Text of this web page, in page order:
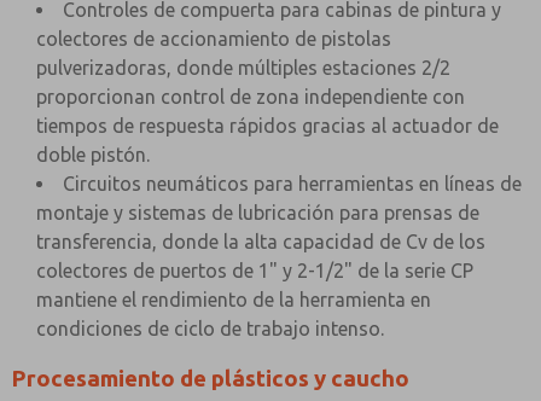
Controles de compuerta para cabinas de pintura y
colectores de accionamiento de pistolas
pulverizadoras, donde múltiples estaciones 2/2
proporcionan control de zona independiente con
tiempos de respuesta rápidos gracias al actuador de
doble pistón.
Circuitos neumáticos para herramientas en líneas de
montaje y sistemas de lubricación para prensas de
transferencia, donde la alta capacidad de Cv de los
colectores de puertos de 1" y 2-1/2" de la serie CP
mantiene el rendimiento de la herramienta en
condiciones de ciclo de trabajo intenso.
Procesamiento de plásticos y caucho